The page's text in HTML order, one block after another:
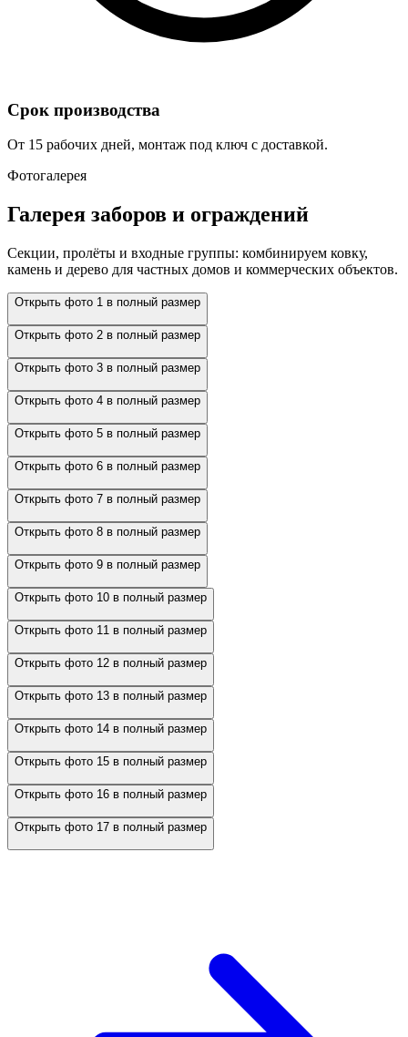
Срок производства
От 15 рабочих дней, монтаж под ключ с доставкой.
Фотогалерея
Галерея заборов и ограждений
Секции, пролёты и входные группы: комбинируем ковку,
камень и дерево для частных домов и коммерческих объектов.
Открыть фото 1 в полный размер
Открыть фото 2 в полный размер
Открыть фото 3 в полный размер
Открыть фото 4 в полный размер
Открыть фото 5 в полный размер
Открыть фото 6 в полный размер
Открыть фото 7 в полный размер
Открыть фото 8 в полный размер
Открыть фото 9 в полный размер
Открыть фото 10 в полный размер
Открыть фото 11 в полный размер
Открыть фото 12 в полный размер
Открыть фото 13 в полный размер
Открыть фото 14 в полный размер
Открыть фото 15 в полный размер
Открыть фото 16 в полный размер
Открыть фото 17 в полный размер